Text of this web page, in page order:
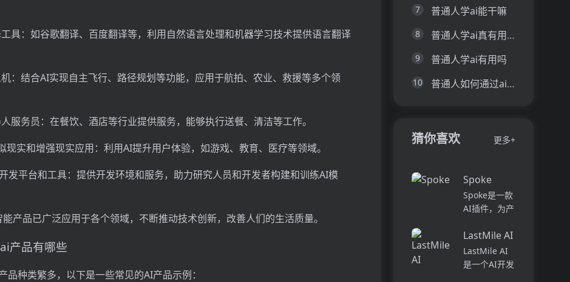
具：如谷歌翻译、百度翻译等，利用自然语言处理和机器学习技术提供语言翻译
：结合AI实现自主飞行、路径规划等功能，应用于航拍、农业、救援等多个领
服务员：在餐饮、酒店等行业提供服务，能够执行送餐、清洁等工作。
现实和增强现实应用：利用AI提升用户体验，如游戏、教育、医疗等领域。
发平台和工具：提供开发环境和服务，助力研究人员和开发者构建和训练AI模
能产品已广泛应用于各个领域，不断推动技术创新，改善人们的生活质量。
产品有哪些
品种类繁多，以下是一些常见的AI产品示例：
7 普通人学ai能干嘛
8 普通人学ai真有用吗
9 普通人学ai有用吗
10 普通人如何通过ai赚钱
猜你喜欢 更多+
Spoke
Spoke是一款
AI插件，为产
大的、注重隐
私的AI功能，
能够在几秒钟
LastMile AI
LastMile AI
是一个AI开发